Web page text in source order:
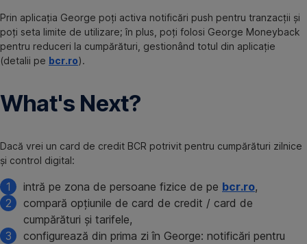
Prin aplicația George poți activa notificări push pentru tranzacții și
poți seta limite de utilizare; în plus, poți folosi George Moneyback
pentru reduceri la cumpărături, gestionând totul din aplicație
(detalii pe bcr.ro).
What's Next?
Dacă vrei un card de credit BCR potrivit pentru cumpărături zilnice
și control digital:
intră pe zona de persoane fizice de pe bcr.ro,
compară opțiunile de card de credit / card de
cumpărături și tarifele,
configurează din prima zi în George: notificări pentru